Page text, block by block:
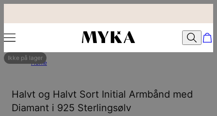
Ikke på lager
Home
Halvt og Halvt Sort Initial Armbånd med
Diamant i 925 Sterlingsølv